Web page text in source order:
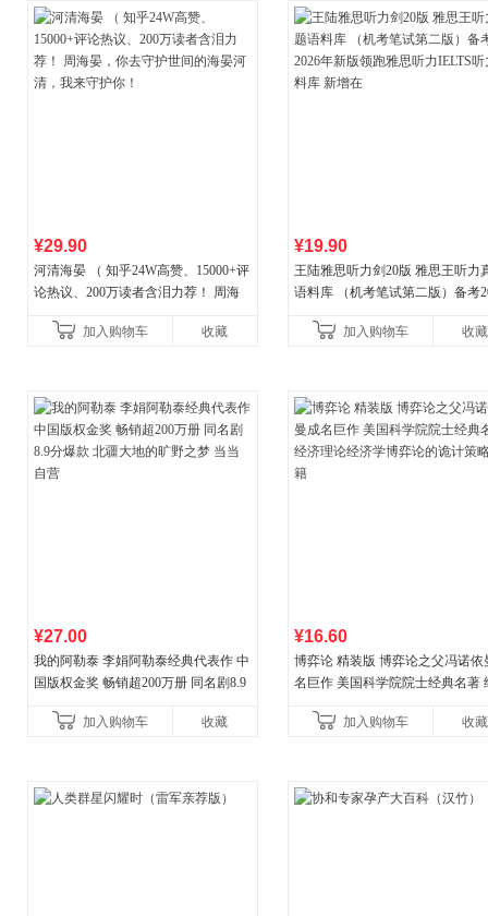
¥29.90
河清海晏 （ 知乎24W高赞、15000+评
论热议、200万读者含泪力荐！ 周海
守护你！加入购物车 收藏
¥19.90
王陆雅思听力剑20版 雅思王听力
语料库 （机考笔试第二版）备考
新增在
加入购物车 收藏
¥27.00
我的阿勒泰 李娟阿勒泰经典代表作 中
国版权金奖 畅销超200万册 同名剧8.9
加入购物车
收藏
¥16.60
博弈论 精装版 博弈论之父冯诺依
名巨作 美国科学院院士经典名著
加入购物车
收藏